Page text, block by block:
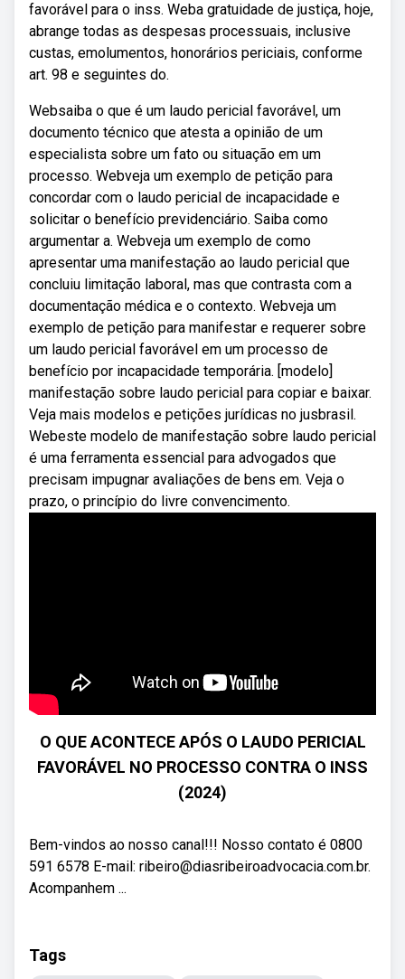
favorável para o inss. Weba gratuidade de justiça, hoje,
abrange todas as despesas processuais, inclusive
custas, emolumentos, honorários periciais, conforme
art. 98 e seguintes do.
Websaiba o que é um laudo pericial favorável, um
documento técnico que atesta a opinião de um
especialista sobre um fato ou situação em um
processo. Webveja um exemplo de petição para
concordar com o laudo pericial de incapacidade e
solicitar o benefício previdenciário. Saiba como
argumentar a. Webveja um exemplo de como
apresentar uma manifestação ao laudo pericial que
concluiu limitação laboral, mas que contrasta com a
documentação médica e o contexto. Webveja um
exemplo de petição para manifestar e requerer sobre
um laudo pericial favorável em um processo de
benefício por incapacidade temporária. [modelo]
manifestação sobre laudo pericial para copiar e baixar.
Veja mais modelos e petições jurídicas no jusbrasil.
Webeste modelo de manifestação sobre laudo pericial
é uma ferramenta essencial para advogados que
precisam impugnar avaliações de bens em. Veja o
prazo, o princípio do livre convencimento.
O QUE ACONTECE APÓS O LAUDO PERICIAL
FAVORÁVEL NO PROCESSO CONTRA O INSS
(2024)
Bem-vindos ao nosso canal!!! Nosso contato é 0800
591 6578 E-mail: ribeiro@diasribeiroadvocacia.com.br.
Acompanhem ...
Tags